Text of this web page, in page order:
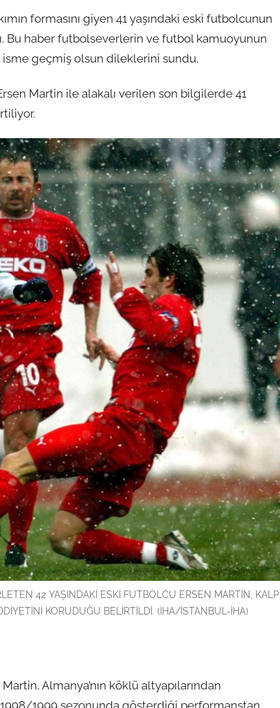
formasını giyen 41 yaşındaki eski futbolcunun
Bu haber futbolseverlerin ve futbol kamuoyunun
geçmiş olsun dileklerini sundu.
Martin ile alakalı verilen son bilgilerde 41
42 YAŞINDAKİ ESKİ FUTBOLCU ERSEN MARTİN, KALP
KORUDUĞU BELİRTİLDİ. (İHA/İSTANBUL-İHA)
Almanya’nın köklü altyapılarından
1999 sezonunda gösterdiği performanstan